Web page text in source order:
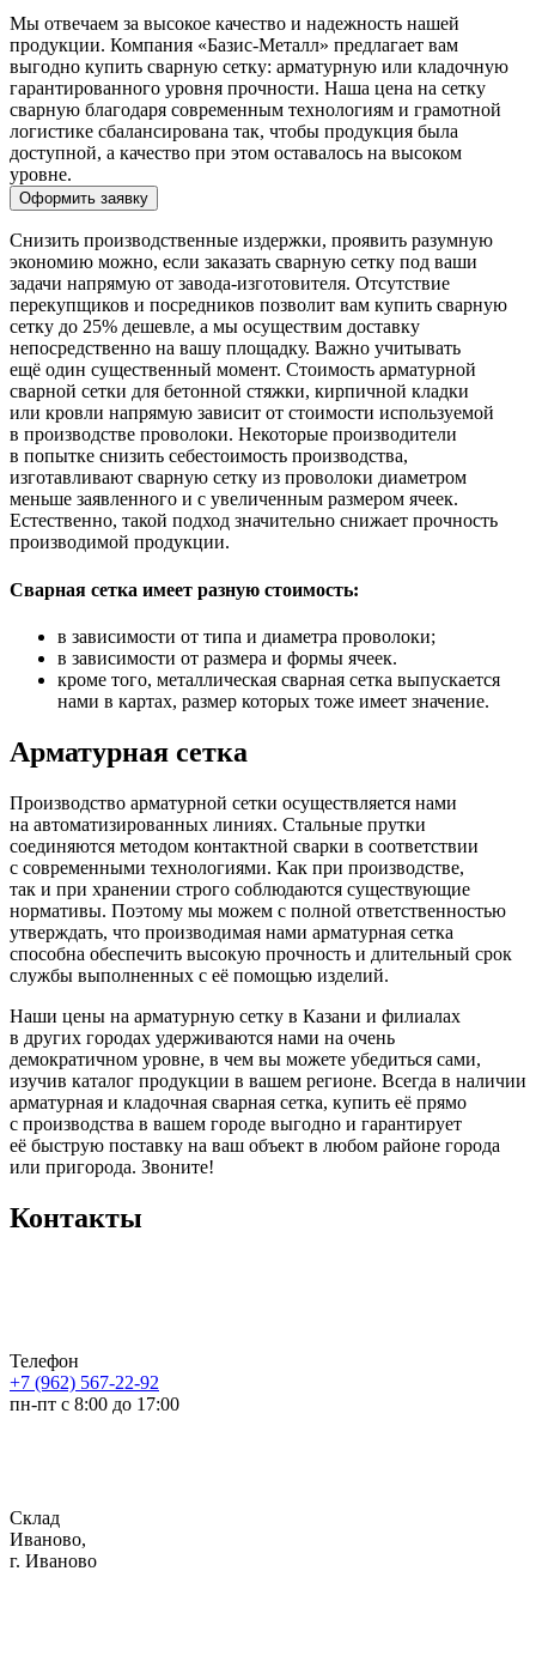
Мы отвечаем за высокое качество и надежность нашей
продукции. Компания «Базис-Металл» предлагает вам
выгодно купить сварную сетку: арматурную или кладочную
гарантированного уровня прочности. Наша цена на сетку
сварную благодаря современным технологиям и грамотной
логистике сбалансирована так, чтобы продукция была
доступной, а качество при этом оставалось на высоком
уровне.
Оформить заявку
Снизить производственные издержки, проявить разумную
экономию можно, если заказать сварную сетку под ваши
задачи напрямую от завода-изготовителя. Отсутствие
перекупщиков и посредников позволит вам купить сварную
сетку до 25% дешевле, а мы осуществим доставку
непосредственно на вашу площадку. Важно учитывать
ещё один существенный момент. Стоимость арматурной
сварной сетки для бетонной стяжки, кирпичной кладки
или кровли напрямую зависит от стоимости используемой
в производстве проволоки. Некоторые производители
в попытке снизить себестоимость производства,
изготавливают сварную сетку из проволоки диаметром
меньше заявленного и с увеличенным размером ячеек.
Естественно, такой подход значительно снижает прочность
производимой продукции.
Сварная сетка имеет разную стоимость:
в зависимости от типа и диаметра проволоки;
в зависимости от размера и формы ячеек.
кроме того, металлическая сварная сетка выпускается
нами в картах, размер которых тоже имеет значение.
Арматурная сетка
Производство арматурной сетки осуществляется нами
на автоматизированных линиях. Стальные прутки
соединяются методом контактной сварки в соответствии
с современными технологиями. Как при производстве,
так и при хранении строго соблюдаются существующие
нормативы. Поэтому мы можем с полной ответственностью
утверждать, что производимая нами арматурная сетка
способна обеспечить высокую прочность и длительный срок
службы выполненных с её помощью изделий.
Наши цены на арматурную сетку в Казани и филиалах
в других городах удерживаются нами на очень
демократичном уровне, в чем вы можете убедиться сами,
изучив каталог продукции в вашем регионе. Всегда в наличии
арматурная и кладочная сварная сетка, купить её прямо
с производства в вашем городе выгодно и гарантирует
её быструю поставку на ваш объект в любом районе города
или пригорода. Звоните!
Контакты
Телефон
+7 (962) 567-22-92
пн-пт с 8:00 до 17:00
Склад
Иваново,
г. Иваново